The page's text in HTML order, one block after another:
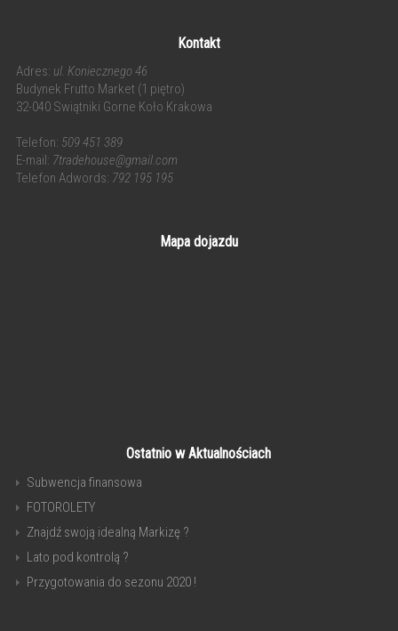
Kontakt
Adres: ul. Koniecznego 46
Budynek Frutto Market (1 piętro)
32-040 Swiątniki Gorne Koło Krakowa
Telefon: 509 451 389
E-mail: 7tradehouse@gmail.com
Telefon Adwords: 792 195 195
Mapa dojazdu
Ostatnio w Aktualnościach
Subwencja finansowa
FOTOROLETY
Znajdź swoją idealną Markizę ?
Lato pod kontrolą ?
Przygotowania do sezonu 2020 !